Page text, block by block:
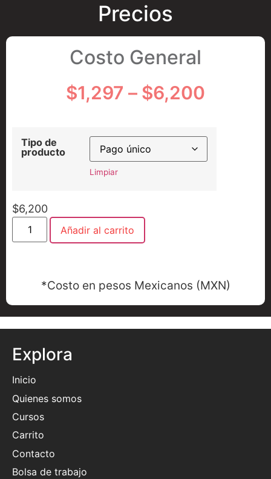
Precios
Costo General
$1,297 – $6,200
Tipo de
producto
Limpiar
$6,200
Añadir al carrito
*Costo en pesos Mexicanos (MXN)
Explora
Inicio
Quienes somos
Cursos
Carrito
Contacto
Bolsa de trabajo